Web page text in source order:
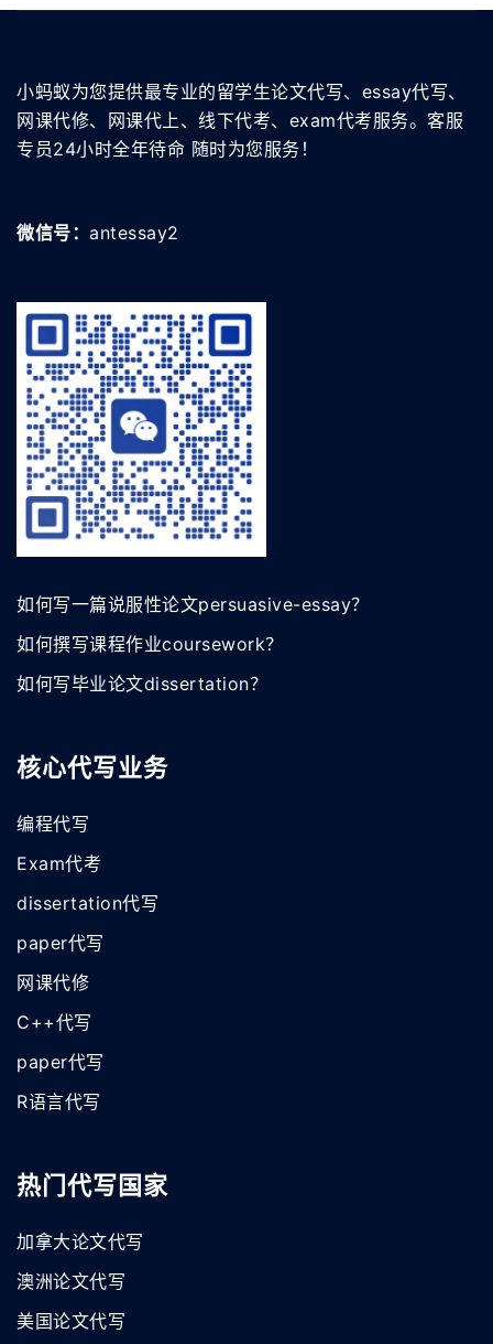
小蚂蚁为您提供最专业的留学生论文代写、essay代写、
网课代修、网课代上、线下代考、exam代考服务。客服
专员24小时全年待命 随时为您服务！
微信号： antessay2
如何写一篇说服性论文persuasive-essay？
如何撰写课程作业coursework？
如何写毕业论文dissertation？
核心代写业务
编程代写
Exam代考
dissertation代写
paper代写
网课代修
C++代写
paper代写
R语言代写
热门代写国家
加拿大论文代写
澳洲论文代写
美国论文代写